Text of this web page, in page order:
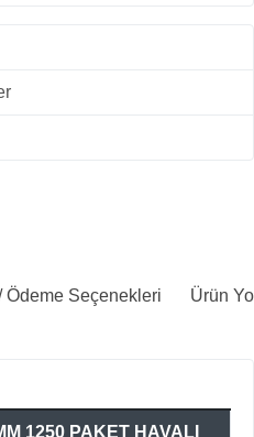
Ödeme Seçenekleri Ürün
1250 PAKET HAVALI